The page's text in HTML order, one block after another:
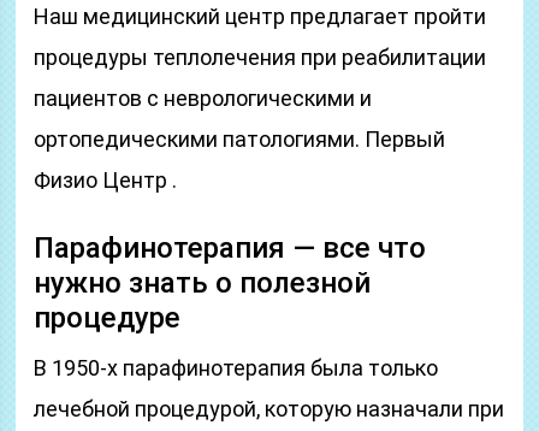
Наш медицинский центр предлагает пройти
процедуры теплолечения при реабилитации
пациентов с неврологическими и
ортопедическими патологиями. Первый
Физио Центр .
Парафинотерапия — все что
нужно знать о полезной
процедуре
В 1950-х парафинотерапия была только
лечебной процедурой, которую назначали при